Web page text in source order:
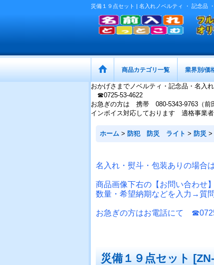
災備１９点セット | 名入れノベルティ ・ 記念品
商品カテゴリ一覧 業界別/価
おかげさまでノベルティ・記念品・名入
☎0725-53-4622
お急ぎの方は 携帯 080-5343-9763（前
インボイス対応しております 適格事業
ホーム > 防犯 防災 ライト > 防災 >
名入れ・熨斗・包装ありの場合は
商品画像下右の【お問い合わせ
数量・希望納期などを入力→質
お急ぎの方はお電話にて
災備１９点セット [